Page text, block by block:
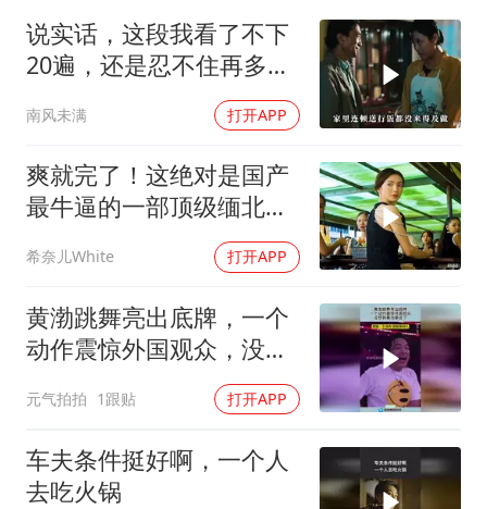
台当局重金为“台独”织“皇帝新衣”
郑丽文：台湾从来没有“独立”过
商场现钱学森巨幅海报 负责人回应
乐享全民健身 共筑健康中国
说实话，这段我看了不下
20遍，还是忍不住再多看
南风未满 打开APP
爽就完了！这绝对是国产
最牛逼的一部顶级缅北犯
希奈儿White 打开APP
黄渤跳舞亮出底牌，一个
动作震惊外国观众，没想
元气拍拍 1跟贴 打开APP
车夫条件挺好啊，一个人
去吃火锅